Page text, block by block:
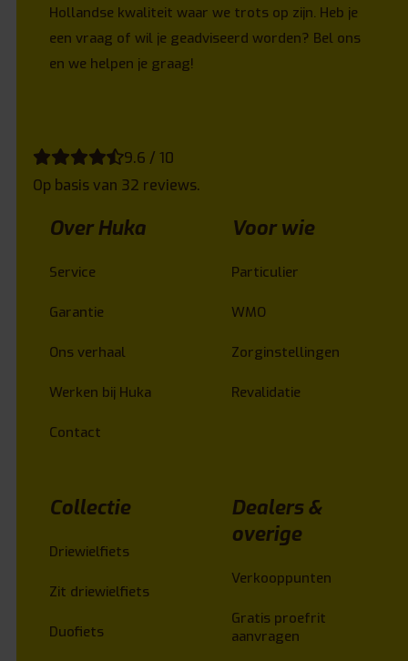
Hollandse kwaliteit waar we trots op zijn. Heb je
een vraag of wil je geadviseerd worden? Bel ons
en we helpen je graag!
9.6 / 10
Op basis van 32 reviews.
Over Huka
Service
Garantie
Ons verhaal
Werken bij Huka
Contact
Voor wie
Particulier
WMO
Zorginstellingen
Revalidatie
Collectie
Driewielfiets
Zit driewielfiets
Duofiets
Dealers &
overige
Verkooppunten
Gratis proefrit
aanvragen